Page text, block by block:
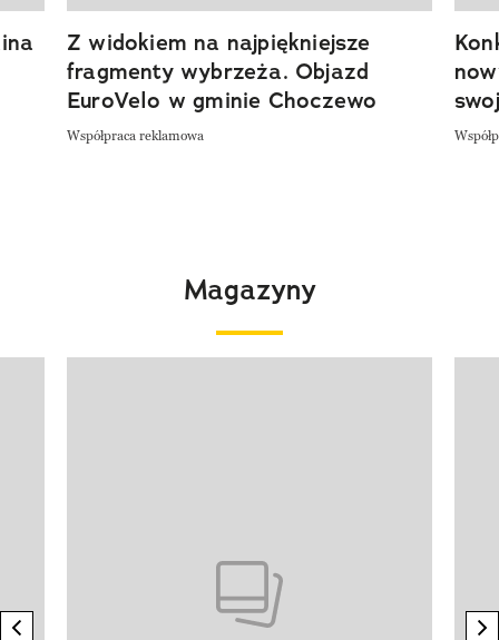
Z widokiem na najpiękniejsze
fragmenty wybrzeża. Objazd
EuroVelo w gminie Choczewo
Współpraca reklamowa
Magazyny
previous element